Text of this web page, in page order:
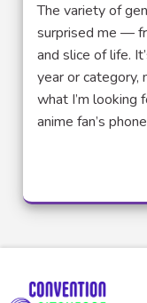
The variety of
surprised me —
and slice of life.
year or category,
what I’m looking
anime fan’s